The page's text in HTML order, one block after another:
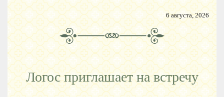
6 августа, 2026
Логос приглашает на встречу